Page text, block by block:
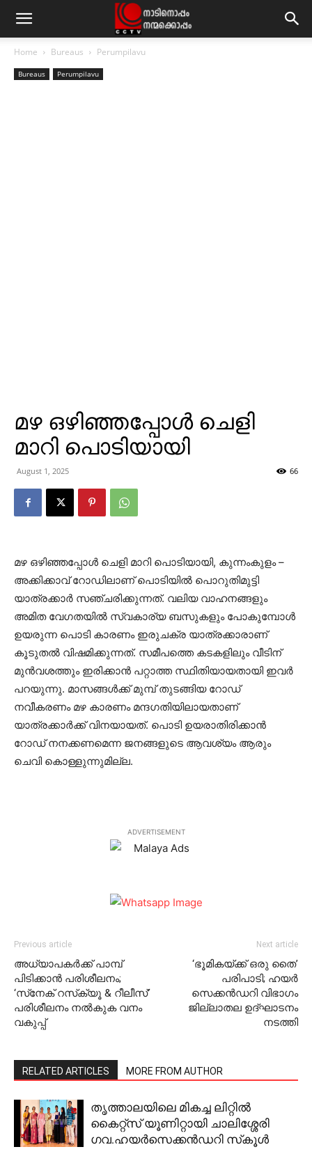
Home Bureaus Perumpilavu
Bureaus Perumpilavu
മഴ ഒഴിഞ്ഞപ്പോള്‍ ചെളി
മാറി പൊടിയായി
August 1, 2025 66
മഴ ഒഴിഞ്ഞപ്പോള്‍ ചെളി മാറി പൊടിയായി, കുന്നംകുളം –
അക്കിക്കാവ് റോഡിലാണ് പൊടിയില്‍ പൊറുതിമുട്ടി
യാത്രക്കാര്‍ സഞ്ചരിക്കുന്നത്. വലിയ വാഹനങ്ങളും
അമിത വേഗതയില്‍ സ്വകാര്യ ബസുകളും പോകുമ്പോള്‍
ഉയരുന്ന പൊടി കാരണം ഇരുചക്ര യാത്രക്കാരാണ്
കൂടുതല്‍ വിഷമിക്കുന്നത്. സമീപത്തെ കടകളിലും വീടിന്
മുന്‍വശത്തും ഇരിക്കാന്‍ പറ്റാത്ത സ്ഥിതിയായതായി ഇവര്‍
പറയുന്നു. മാസങ്ങള്‍ക്ക് മുമ്പ് തുടങ്ങിയ റോഡ്
നവീകരണം മഴ കാരണം മന്ദഗതിയിലായതാണ്
യാത്രക്കാര്‍ക്ക് വിനയായത്. പൊടി ഉയരാതിരിക്കാന്‍
റോഡ് നനക്കണമെന്ന ജനങ്ങളുടെ ആവശ്യം ആരും
ചെവി കൊള്ളുന്നുമില്ല.
ADVERTISEMENT
Previous article
അധ്യാപകര്‍ക്ക് പാമ്പ്
പിടിക്കാന്‍ പരിശീലനം;
‘സ്‌നേക് റസ്‌ക്യൂ & റീലീസ്’
പരിശീലനം നല്‍കുക വനം
വകുപ്പ്
Next article
‘ഭൂമികയ്ക്ക് ഒരു തൈ’
പരിപാടി; ഹയര്‍
സെക്കന്‍ഡറി വിഭാഗം
ജില്ലാതല ഉദ്ഘാടനം
നടത്തി
RELATED ARTICLES MORE FROM AUTHOR
തൃത്താലയിലെ മികച്ച ലിറ്റില്‍
കൈറ്റ്‌സ് യൂണിറ്റായി ചാലിശ്ശേരി
ഗവ.ഹയര്‍സെക്കന്‍ഡറി സ്‌കൂള്‍